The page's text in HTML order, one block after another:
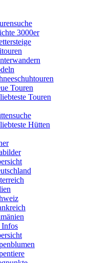
3000er
Touren
Touren
Hütten